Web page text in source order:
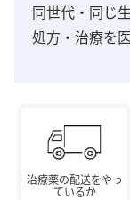
同世代・同じ
処方・治療を
治療薬の配送をやっ
ているか